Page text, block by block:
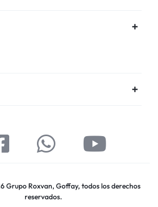
Grupo Roxvan, Goffay, todos los derechos
reservados.